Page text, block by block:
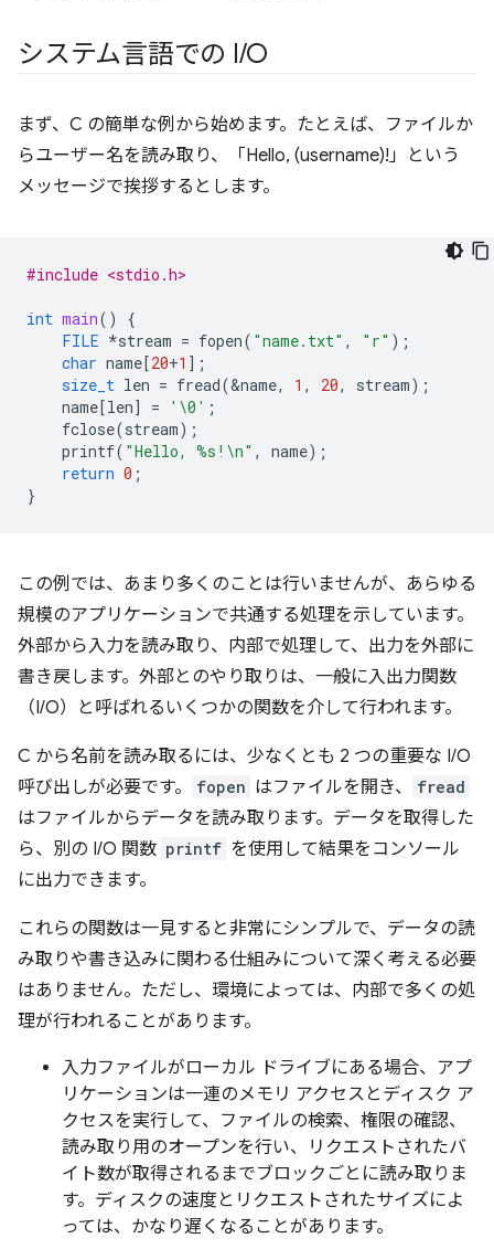
システム言語での I/O
まず、C の簡単な例から始めます。たとえば、ファイルか
らユーザー名を読み取り、「Hello, (username)!」という
メッセージで挨拶するとします。
#include <stdio.h>
int main()
{
FILE *stream = fopen( "name.txt" , "r" );
char name[20+1 ];
size_t len = fread(&name, 1 , 20, stream);
name[len] = '\0' ;
fclose(stream);
printf( "Hello, %s! \n" , name);
return 0 ;
}
この例では、あまり多くのことは行いませんが、あらゆる
規模のアプリケーションで共通する処理を示しています。
外部から入力を読み取り、内部で処理して、出力を外部に
書き戻します。外部とのやり取りは、一般に入出力関数
（I/O）と呼ばれるいくつかの関数を介して行われます。
C から名前を読み取るには、少なくとも 2 つの重要な I/O
呼び出しが必要です。
fopen はファイルを開き、 fread
はファイルからデータを読み取ります。データを取得した
ら、別の I/O 関数 printf を使用して結果をコンソール
に出力できます。
これらの関数は一見すると非常にシンプルで、データの読
み取りや書き込みに関わる仕組みについて深く考える必要
はありません。ただし、環境によっては、内部で多くの処
理が行われることがあります。
入力ファイルがローカル ドライブにある場合、アプ
リケーションは一連のメモリ アクセスとディスク ア
クセスを実行して、ファイルの検索、権限の確認、
読み取り用のオープンを行い、リクエストされたバ
イト数が取得されるまでブロックごとに読み取りま
す。ディスクの速度とリクエストされたサイズによ
っては、かなり遅くなることがあります。